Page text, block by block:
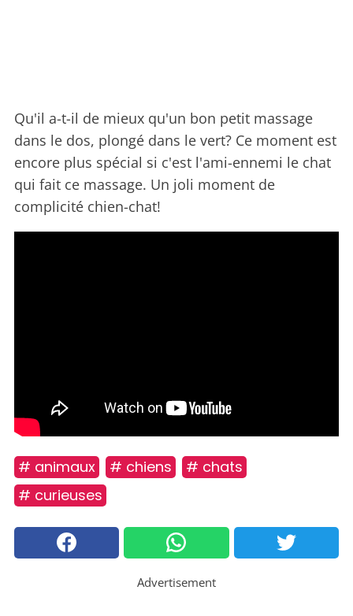
Qu'il a-t-il de mieux qu'un bon petit massage
dans le dos, plongé dans le vert? Ce moment est
encore plus spécial si c'est l'ami-ennemi le chat
qui fait ce massage. Un joli moment de
complicité chien-chat!
# animaux # chiens
# chats
# curieuses
Advertisement